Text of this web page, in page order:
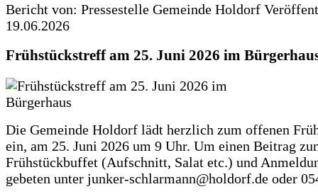
Bericht von: Pressestelle Gemeinde Holdorf
19.06.2026
Frühstückstreff am 25. Juni 2026 im
Die Gemeinde Holdorf lädt herzlich zum offenen
ein, am 25. Juni 2026 um 9 Uhr. Um einen Beitrag
Frühstückbuffet (Aufschnitt, Salat etc.) und
gebeten unter junker-schlarmann@holdorf.de oder